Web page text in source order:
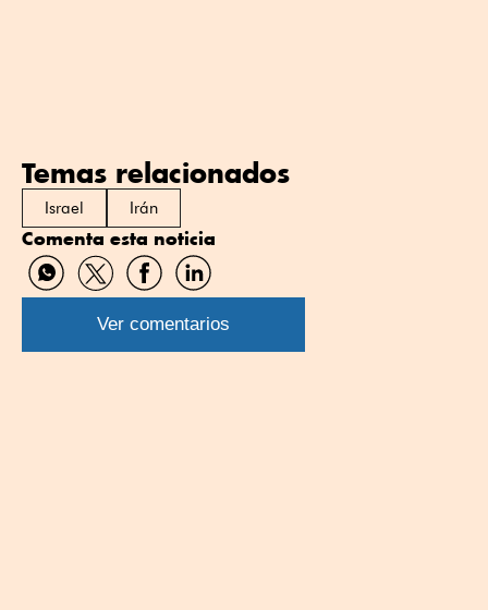
Temas relacionados
Israel Irán
Comenta esta noticia
Compartir
por
WhatsApp
Compartir
por
Twitter
Compartir
por
Facebook
Compartir
por
Linkedin
Ver comentarios